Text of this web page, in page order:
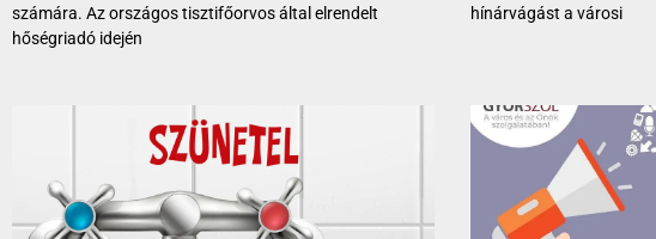
számára. Az országos tisztifőorvos által elrendelt
hőségriadó idején
hínárvágást a városi